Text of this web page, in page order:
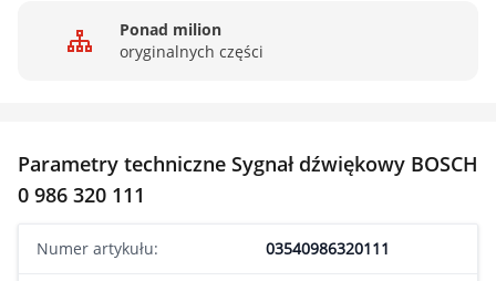
Ponad milion
oryginalnych części
Parametry techniczne Sygnał dźwiękowy BOSCH
0 986 320 111
Numer artykułu: 03540986320111